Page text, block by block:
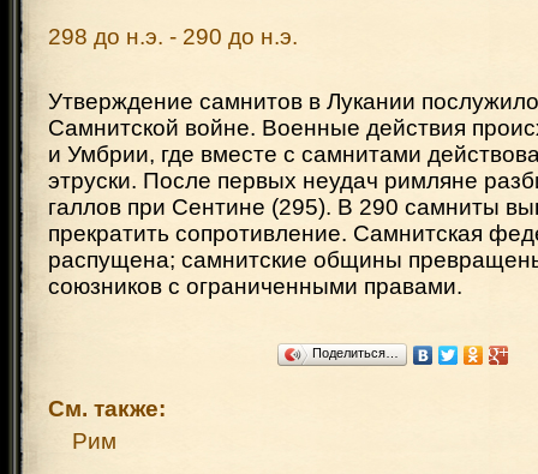
298 до н.э. - 290 до н.э.
Утверждение самнитов в Лукании
Самнитской войне. Военные действия
и Умбрии, где вместе с самнитами
этруски. После первых неудач римляне
галлов при Сентине (295). В 290 самниты
прекратить сопротивление. Самнитская
распущена; самнитские общины
союзников с ограниченными правами.
Поделиться…
См. также:
Рим